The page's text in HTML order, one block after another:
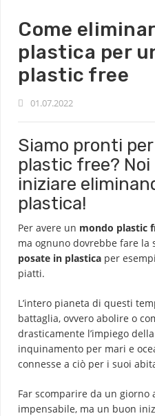
Come
plastica per
plastic free
01.07.2022
Siamo pronti
plastic free? Noi
iniziare
plastica!
Per avere un mondo plastic
ma ognuno dovrebbe fare la
posate in plastica per
piatti.
L’intero pianeta di questi
battaglia, ovvero abolire o
drasticamente l’impiego
inquinamento per mari e
connesse a ciò per i suoi
Far scomparire da un giorno
impensabile, ma un buon